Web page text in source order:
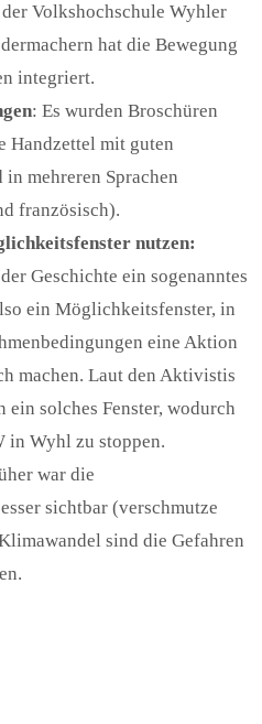
Volkshochschule Wyhler
hat die Bewegung
integriert.
: Es wurden Broschüren
Handzettel mit guten
mehreren Sprachen
französisch).
nutzen:
Geschichte ein sogenanntes
ein Möglichkeitsfenster, in
eine Aktion
machen. Laut den Aktivistis
solches Fenster, wodurch
in Wyhl zu stoppen.
war die
sichtbar (verschmutze
sind die Gefahren